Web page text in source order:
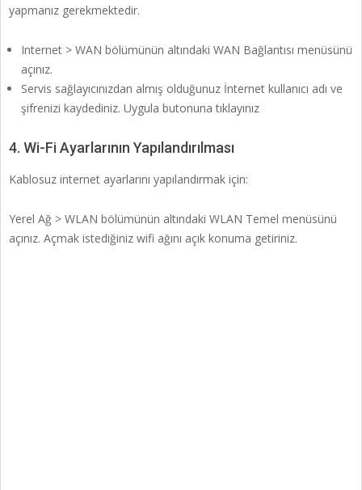
yapmanız gerekmektedir.
Internet > WAN bölümünün altındaki WAN Bağlantısı menüsünü
açınız.
Servis sağlayıcınızdan almış olduğunuz İnternet kullanıcı adı ve
şifrenizi kaydediniz. Uygula butonuna tıklayınız
4. Wi-Fi Ayarlarının Yapılandırılması
Kablosuz internet ayarlarını yapılandırmak için:
Yerel Ağ > WLAN bölümünün altındaki WLAN Temel menüsünü
açınız. Açmak istediğiniz wifi ağını açık konuma getiriniz.